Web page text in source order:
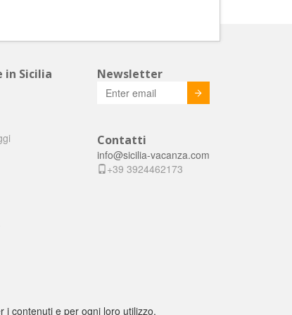
Sicilia Newsletter
Invia
Contatti
info@sicilia-vacanza.com
+39 3924462173
i contenuti e per ogni loro utilizzo.